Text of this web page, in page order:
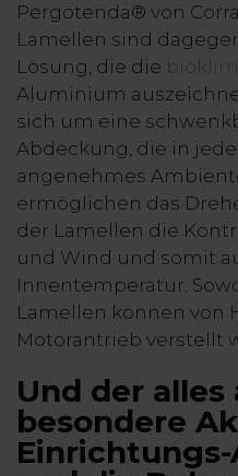
Pergotenda® von
Lamellen sind
Lösung, die die
Aluminium
sich um eine
Abdeckung, die in
angenehmes
ermöglichen das
der Lamellen die
und Wind und somit
Innentemperatur.
Lamellen können von
Motorantrieb verstellt
Und der
besondere